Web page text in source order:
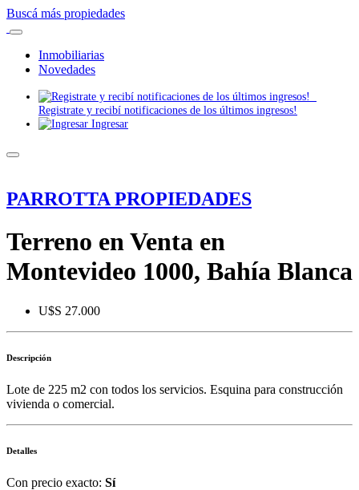
Buscá más propiedades
Inmobiliarias
Novedades
Registrate y recibí notificaciones de los últimos ingresos!
Ingresar
PARROTTA PROPIEDADES
Terreno en Venta en
Montevideo 1000, Bahía Blanca
U$S 27.000
Descripción
Lote de 225 m2 con todos los servicios. Esquina para construcción
vivienda o comercial.
Detalles
Con precio exacto: Sí